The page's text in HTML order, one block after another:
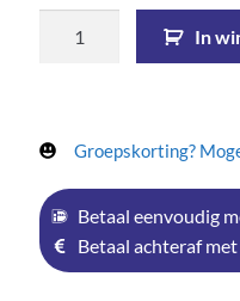
In
Groepskorting?
Betaal eenvoudig
Betaal achteraf